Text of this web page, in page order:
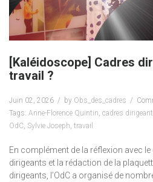
[Kaléidoscope] Cadres
travail ?
Juin 02, 2026 by Obs_des_cadres
Tags: Anne-Florence Quintin, cadres
OdC, Sylvie Joseph, travail
En complément de la réflexion avec
dirigeants et la rédaction de la
dirigeants, l’OdC a organisé de